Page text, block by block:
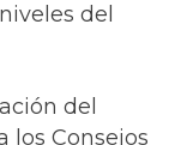
del
del
los Consejos